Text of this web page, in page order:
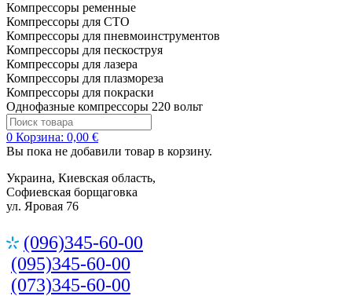
Компрессоры ременные
Компрессоры для СТО
Компрессоры для пневмоинструментов
Компрессоры для пескоструя
Компрессоры для лазера
Компрессоры для плазмореза
Компрессоры для покраски
Однофазные компрессоры 220 вольт
0 Корзина: 0,00 €
Вы пока не добавили товар в корзину.
Украина, Киевская область,
Софиевская борщаговка
ул. Яровая 76
(096)345-60-00
(095)345-60-00
(073)345-60-00